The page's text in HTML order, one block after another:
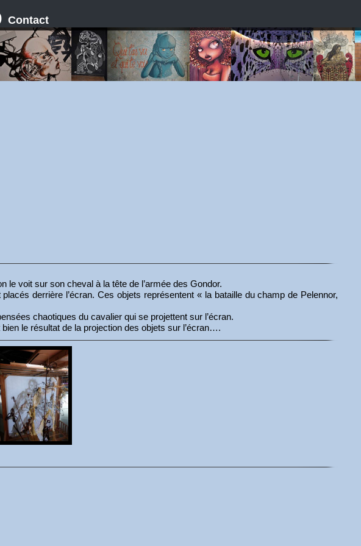
Contact
le voit sur son cheval à la tête de l’armée des Gondor.
derrière l’écran. Ces objets représentent « la bataille du champ de Pelennor,
chaotiques du cavalier qui se projettent sur l’écran.
le résultat de la projection des objets sur l’écran….